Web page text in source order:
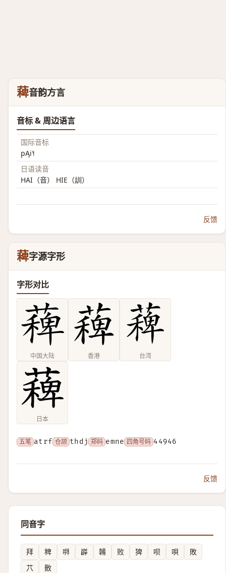
薭音韵方言
音标 & 周边语言
国际音标
pĄi˥˧
日语读音
HAI（音） HIE（訓）
反馈
薭字源字形
字形对比
中国大陆 香港 台湾
日本
五笔 atrf 仓颉 thdj 郑码 emne 四角号码 44946
反馈
同音字
拜 稗 㗑 㠔 韛 败 猈 呗 唄
敗
䒔
贁